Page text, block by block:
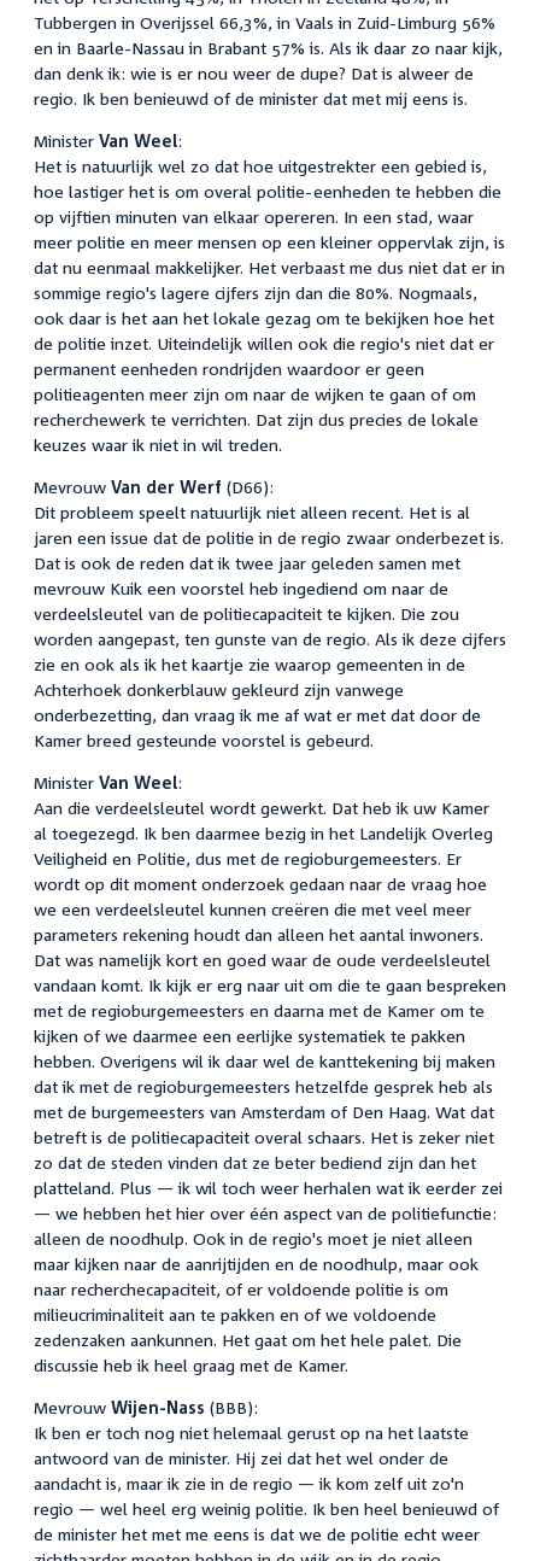
Tubbergen in Overijssel 66,3%, in Vaals in Zuid-Limburg 56%
en in Baarle-Nassau in Brabant 57% is. Als ik daar zo naar kijk,
dan denk ik: wie is er nou weer de dupe? Dat is alweer de
regio. Ik ben benieuwd of de minister dat met mij eens is.
Minister Van Weel:
Het is natuurlijk wel zo dat hoe uitgestrekter een gebied is,
hoe lastiger het is om overal politie-eenheden te hebben die
op vijftien minuten van elkaar opereren. In een stad, waar
meer politie en meer mensen op een kleiner oppervlak zijn, is
dat nu eenmaal makkelijker. Het verbaast me dus niet dat er in
sommige regio's lagere cijfers zijn dan die 80%. Nogmaals,
ook daar is het aan het lokale gezag om te bekijken hoe het
de politie inzet. Uiteindelijk willen ook die regio's niet dat er
permanent eenheden rondrijden waardoor er geen
politieagenten meer zijn om naar de wijken te gaan of om
recherchewerk te verrichten. Dat zijn dus precies de lokale
keuzes waar ik niet in wil treden.
Mevrouw Van der Werf (D66):
Dit probleem speelt natuurlijk niet alleen recent. Het is al
jaren een issue dat de politie in de regio zwaar onderbezet is.
Dat is ook de reden dat ik twee jaar geleden samen met
mevrouw Kuik een voorstel heb ingediend om naar de
verdeelsleutel van de politiecapaciteit te kijken. Die zou
worden aangepast, ten gunste van de regio. Als ik deze cijfers
zie en ook als ik het kaartje zie waarop gemeenten in de
Achterhoek donkerblauw gekleurd zijn vanwege
onderbezetting, dan vraag ik me af wat er met dat door de
Kamer breed gesteunde voorstel is gebeurd.
Minister Van Weel:
Aan die verdeelsleutel wordt gewerkt. Dat heb ik uw Kamer
al toegezegd. Ik ben daarmee bezig in het Landelijk Overleg
Veiligheid en Politie, dus met de regioburgemeesters. Er
wordt op dit moment onderzoek gedaan naar de vraag hoe
we een verdeelsleutel kunnen creëren die met veel meer
parameters rekening houdt dan alleen het aantal inwoners.
Dat was namelijk kort en goed waar de oude verdeelsleutel
vandaan komt. Ik kijk er erg naar uit om die te gaan bespreken
met de regioburgemeesters en daarna met de Kamer om te
kijken of we daarmee een eerlijke systematiek te pakken
hebben. Overigens wil ik daar wel de kanttekening bij maken
dat ik met de regioburgemeesters hetzelfde gesprek heb als
met de burgemeesters van Amsterdam of Den Haag. Wat dat
betreft is de politiecapaciteit overal schaars. Het is zeker niet
zo dat de steden vinden dat ze beter bediend zijn dan het
platteland. Plus — ik wil toch weer herhalen wat ik eerder zei
— we hebben het hier over één aspect van de politiefunctie:
alleen de noodhulp. Ook in de regio's moet je niet alleen
maar kijken naar de aanrijtijden en de noodhulp, maar ook
naar recherchecapaciteit, of er voldoende politie is om
milieucriminaliteit aan te pakken en of we voldoende
zedenzaken aankunnen. Het gaat om het hele palet. Die
discussie heb ik heel graag met de Kamer.
Mevrouw Wijen-Nass (BBB):
Ik ben er toch nog niet helemaal gerust op na het laatste
antwoord van de minister. Hij zei dat het wel onder de
aandacht is, maar ik zie in de regio — ik kom zelf uit zo'n
regio — wel heel erg weinig politie. Ik ben heel benieuwd of
de minister het met me eens is dat we de politie echt weer